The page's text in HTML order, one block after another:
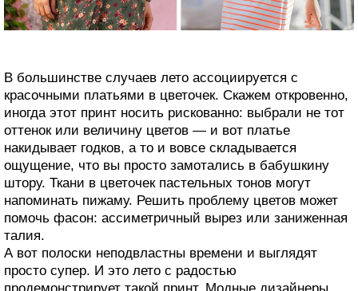
В большинстве случаев лето ассоциируется с
красочными платьями в цветочек. Скажем откровенно,
иногда этот принт носить рискованно: выбрали не тот
оттенок или величину цветов — и вот платье
накидывает годков, а то и вовсе складывается
ощущение, что вы просто замотались в бабушкину
штору. Ткани в цветочек пастельных тонов могут
напоминать пижаму. Решить проблему цветов может
помочь фасон: ассиметричный вырез или заниженная
талия.
А вот полоски неподвластны времени и выглядят
просто супер. И это лето с радостью